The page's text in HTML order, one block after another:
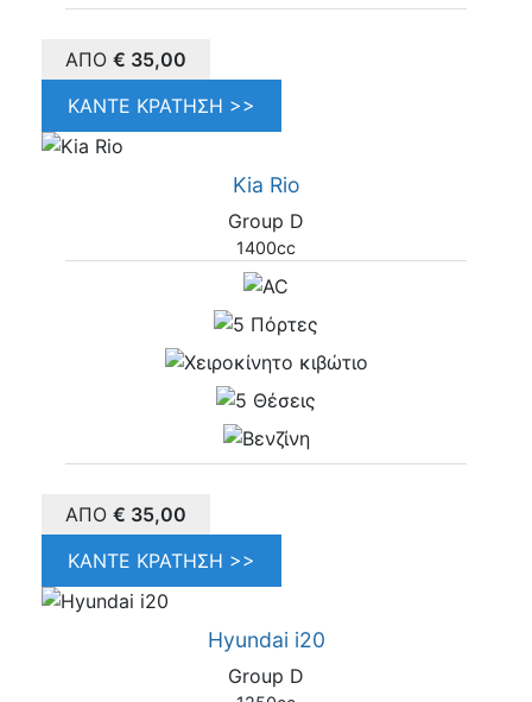
ΑΠΌ € 35,00
ΚΆΝΤΕ ΚΡΆΤΗΣΗ >>
Kia Rio
Group D
1400cc
ΑΠΌ € 35,00
ΚΆΝΤΕ ΚΡΆΤΗΣΗ >>
Hyundai i20
Group D